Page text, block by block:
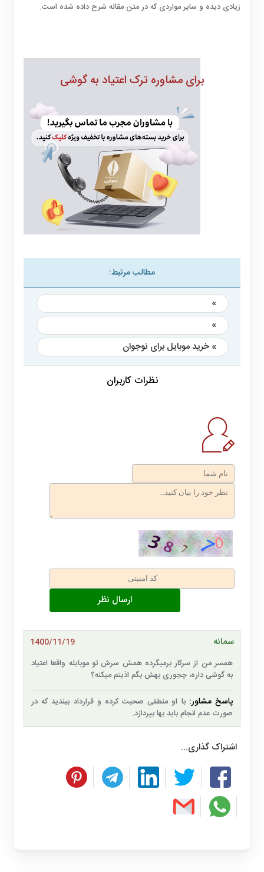
زیادی دیده و سایر مواردی که در متن مقاله شرح داده شده است.
برای مشاوره ترک اعتیاد به گوشی
مطالب مرتبط:
»
»
» خرید موبایل برای نوجوان
نظرات کاربران
سمانه
1400/11/19
همسر من از سرکار برمیگرده همش سرش تو موبایله واقعا اعتیاد
به گوشی داره، چجوری بهش بگم اذیتم میکنه؟
پاسخ مشاور: با او منطقی صحبت کرده و قرارداد ببندید که در
صورت عدم انجام باید بها بپردازد.
اشتراک گذاری...